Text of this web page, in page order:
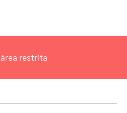
área restrita